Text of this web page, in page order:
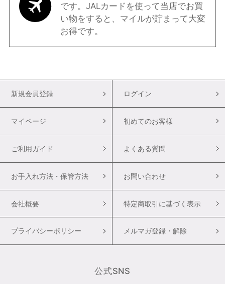
です。JALカードを使って当店でお買
い物をすると、マイルが貯まって大変
お得です。
新規会員登録 ログイン
マイページ 初めてのお客様
ご利用ガイド よくある質問
お手入れ方法・保管方法 お問い合わせ
会社概要 特定商取引に基づく表示
プライバシーポリシー メルマガ登録・解除
公式SNS